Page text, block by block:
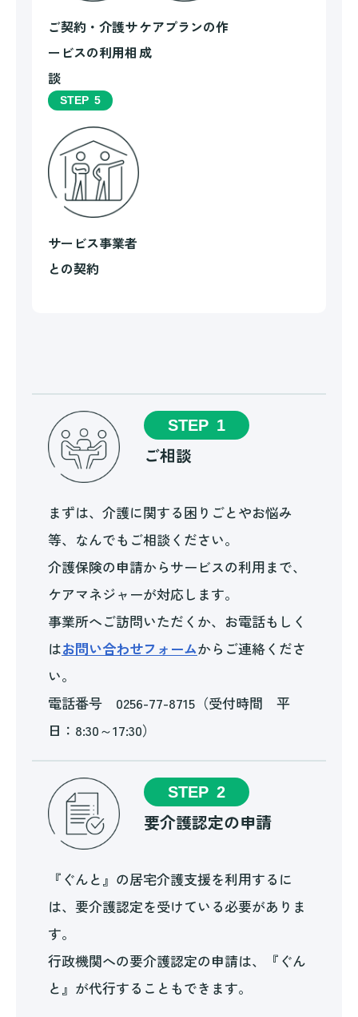
ご契約・介護サ
ービスの利用相
談
ケアプランの作
成
STEP 5
サービス事業者
との契約
STEP 1
ご相談
まずは、介護に関する困りごとやお悩み
等、なんでもご相談ください。
介護保険の申請からサービスの利用まで、
ケアマネジャーが対応します。
事業所へご訪問いただくか、お電話もしく
はお問い合わせフォームからご連絡くださ
い。
電話番号 0256-77-8715（受付時間 平
日：8:30～17:30）
STEP 2
要介護認定の申請
『ぐんと』の居宅介護支援を利用するに
は、要介護認定を受けている必要がありま
す。
行政機関への要介護認定の申請は、『ぐん
と』が代行することもできます。